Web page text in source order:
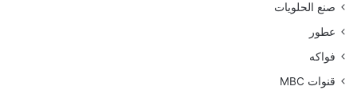
صنع الحلويات
عطور
فواكه
قنوات MBC